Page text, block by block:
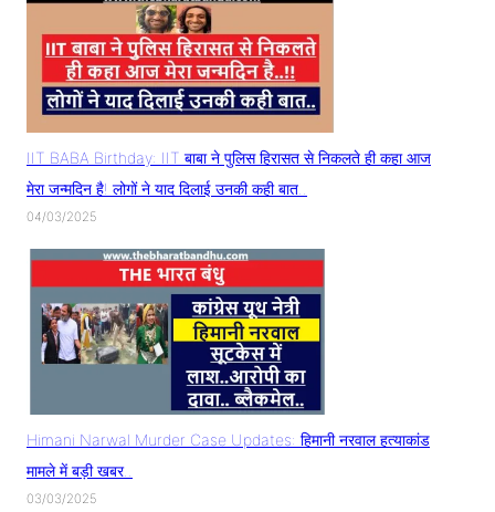
IIT BABA Birthday: IIT बाबा ने पुलिस हिरासत से निकलते ही कहा आज
मेरा जन्मदिन है! लोगों ने याद दिलाई उनकी कही बात..
04/03/2025
Himani Narwal Murder Case Updates: हिमानी नरवाल हत्याकांड
मामले में बड़ी खबर..
03/03/2025